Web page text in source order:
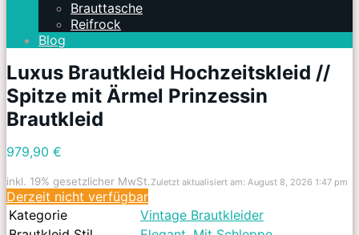
Brauttasche
Reifrock
Blog
Luxus Brautkleid Hochzeitskleid //
Spitze mit Ärmel Prinzessin
Brautkleid
979,90 €
inkl. 19% gesetzlicher MwSt.Zuletzt aktualisiert am: August 8, 2026 1:47 pm
Derzeit nicht verfügbar
Kategorie
Vintage Brautkleider